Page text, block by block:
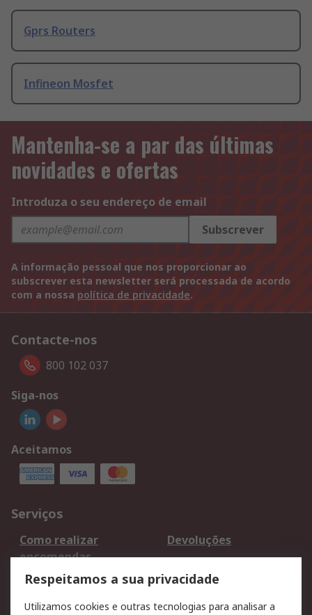
Gprs Routers
Infineon Mosfet
Mantenha-se a par das últimas
novidades e ofertas
Introduza o seu endereço de email
Subscrever
A informação pessoal que nos proporcionar ao
subscrever esta newsletter será processada de acordo
com a nossa política de privacidade.
Contacte-nos
800 102 037
Siga-nos
Aceitamos
Serviços
Como realizar
encomendas
Devoluções
Formas de entrega
Qualidade e ambiente
Respeitamos a sua privacidade
Utilizamos cookies e outras tecnologias para analisar a